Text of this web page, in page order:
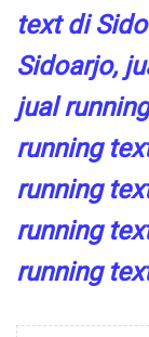
text di
Sidoarjo,
jual
running
running
running
running